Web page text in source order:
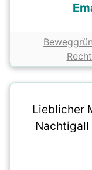
Lieblicher
Nachtigall